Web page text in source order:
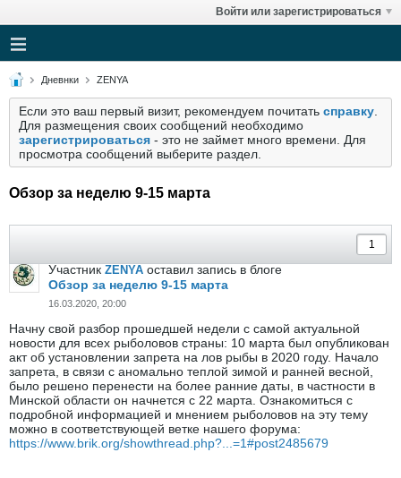
Войти или зарегистрироваться
Дневнки ZENYA
Если это ваш первый визит, рекомендуем почитать справку
Для размещения своих сообщений необходимо
зарегистрироваться - это не займет много времени. Для
просмотра сообщений выберите раздел.
Обзор за неделю 9-15 марта
Участник ZENYA оставил запись в блоге
Обзор за неделю 9-15 марта
16.03.2020, 20:00
Начну свой разбор прошедшей недели с самой актуальной
новости для всех рыболовов страны: 10 марта был опубликован
акт об установлении запрета на лов рыбы в 2020 году. Начало
запрета, в связи с аномально теплой зимой и ранней весной,
было решено перенести на более ранние даты, в частности в
Минской области он начнется с 22 марта. Ознакомиться с
подробной информацией и мнением рыболовов на эту тему
можно в соответствующей ветке нашего форума:
https://www.brik.org/showthread.php?...=1#post2485679